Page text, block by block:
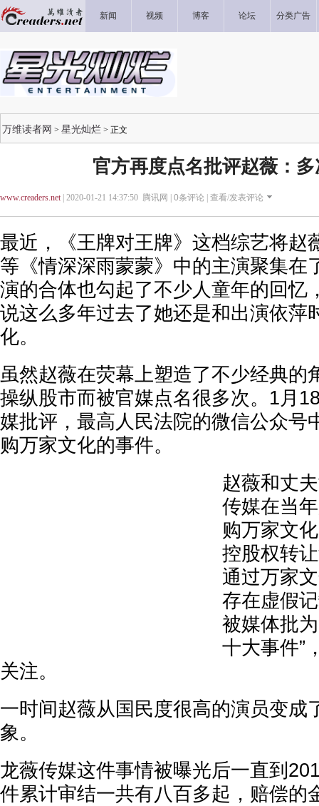
新闻 视频 博客 论坛 分类广告
万维读者网 > 星光灿烂 > 正文
官方再度点名批评赵薇：
www.creaders.net| 2020-01-21 14:37:50 腾讯网 | 0条评论 | 查看/发表评论
最近，《王牌对王牌》这档综艺将赵
等《情深深雨蒙蒙》中的主演聚集在
演的合体也勾起了不少人童年的回忆
说这么多年过去了她还是和出演依萍
化。
虽然赵薇在荧幕上塑造了不少经典的
操纵股市而被官媒点名很多次。1月
媒批评，最高人民法院的微信公众号
购万家文化的事件。
赵薇和丈
传媒在当
购万家文
控股权转
通过万家
存在虚假
被媒体批
十大事件”
关注。
一时间赵薇从国民度很高的演员变成
象。
龙薇传媒这件事情被曝光后一直到
件累计审结一共有八百多起，赔偿的